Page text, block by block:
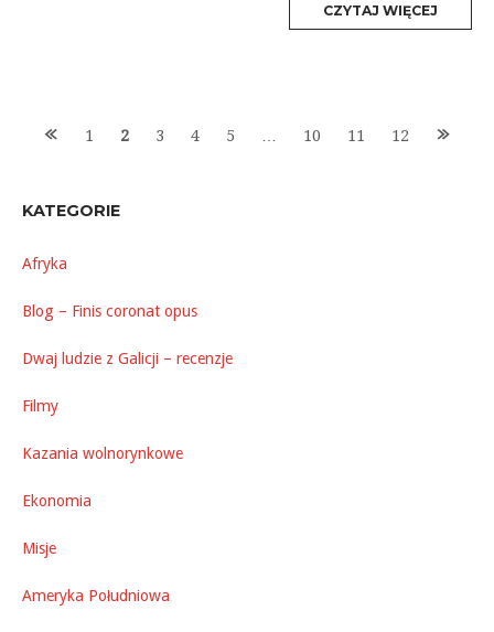
CZYTAJ WIĘCEJ
Posts
1 2 3 4 5 10 11 12
KATEGORIE
Afryka
Blog – Finis coronat opus
Dwaj ludzie z Galicji – recenzje
Filmy
Kazania wolnorynkowe
Ekonomia
Misje
Ameryka Południowa